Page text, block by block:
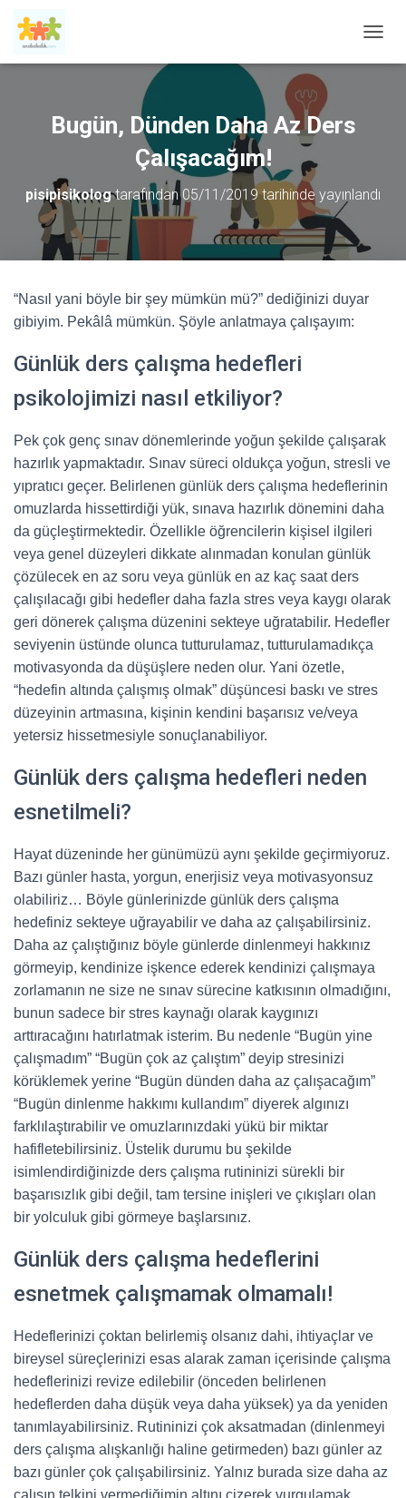
E
K
Bugün, Dünden Daha Az Ders
Çalışacağım!
pisipisikologtarafından05/11/2019tarihinde yayınlandı
“Nasıl yani böyle bir şey mümkün mü?” dediğinizi duyar
gibiyim. Pekâlâ mümkün. Şöyle anlatmaya çalışayım:
Günlük ders çalışma hedefleri
psikolojimizi nasıl etkiliyor?
Pek çok genç sınav dönemlerinde yoğun şekilde çalışarak
hazırlık yapmaktadır. Sınav süreci oldukça yoğun, stresli ve
yıpratıcı geçer. Belirlenen günlük ders çalışma hedeflerinin
omuzlarda hissettirdiği yük, sınava hazırlık dönemini daha
da güçleştirmektedir. Özellikle öğrencilerin kişisel ilgileri
veya genel düzeyleri dikkate alınmadan konulan günlük
çözülecek en az soru veya günlük en az kaç saat ders
çalışılacağı gibi hedefler daha fazla stres veya kaygı olarak
geri dönerek çalışma düzenini sekteye uğratabilir. Hedefler
seviyenin üstünde olunca tutturulamaz, tutturulamadıkça
motivasyonda da düşüşlere neden olur. Yani özetle,
“hedefin altında çalışmış olmak” düşüncesi baskı ve stres
düzeyinin artmasına, kişinin kendini başarısız ve/veya
yetersiz hissetmesiyle sonuçlanabiliyor.
Günlük ders çalışma hedefleri neden
esnetilmeli?
Hayat düzeninde her günümüzü aynı şekilde geçirmiyoruz.
Bazı günler hasta, yorgun, enerjisiz veya motivasyonsuz
olabiliriz… Böyle günlerinizde günlük ders çalışma
hedefiniz sekteye uğrayabilir ve daha az çalışabilirsiniz.
Daha az çalıştığınız böyle günlerde dinlenmeyi hakkınız
görmeyip, kendinize işkence ederek kendinizi çalışmaya
zorlamanın ne size ne sınav sürecine katkısının olmadığını,
bunun sadece bir stres kaynağı olarak kaygınızı
arttıracağını hatırlatmak isterim. Bu nedenle “Bugün yine
çalışmadım” “Bugün çok az çalıştım” deyip stresinizi
körüklemek yerine “Bugün dünden daha az çalışacağım”
“Bugün dinlenme hakkımı kullandım” diyerek algınızı
farklılaştırabilir ve omuzlarınızdaki yükü bir miktar
hafifletebilirsiniz. Üstelik durumu bu şekilde
isimlendirdiğinizde ders çalışma rutininizi sürekli bir
başarısızlık gibi değil, tam tersine inişleri ve çıkışları olan
bir yolculuk gibi görmeye başlarsınız.
Günlük ders çalışma hedeflerini
esnetmek çalışmamak olmamalı!
Hedeflerinizi çoktan belirlemiş olsanız dahi, ihtiyaçlar ve
bireysel süreçlerinizi esas alarak zaman içerisinde çalışma
hedeflerinizi revize edilebilir (önceden belirlenen
hedeflerden daha düşük veya daha yüksek) ya da yeniden
tanımlayabilirsiniz. Rutininizi çok aksatmadan (dinlenmeyi
ders çalışma alışkanlığı haline getirmeden) bazı günler az
bazı günler çok çalışabilirsiniz. Yalnız burada size daha az
çalışın telkini vermediğimin altını çizerek vurgulamak